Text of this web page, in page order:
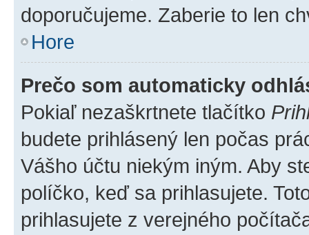
doporučujeme. Zaberie to len
Hore
Prečo som automaticky
Pokiaľ nezaškrtnete tlačítko
budete prihlásený len počas
Vášho účtu niekým iným. Aby
políčko, keď sa prihlasujete.
prihlasujete z verejného